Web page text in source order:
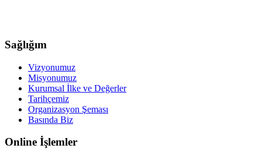
Sağlığım
Vizyonumuz
Misyonumuz
Kurumsal İlke ve Değerler
Tarihçemiz
Organizasyon Şeması
Basında Biz
Online İşlemler